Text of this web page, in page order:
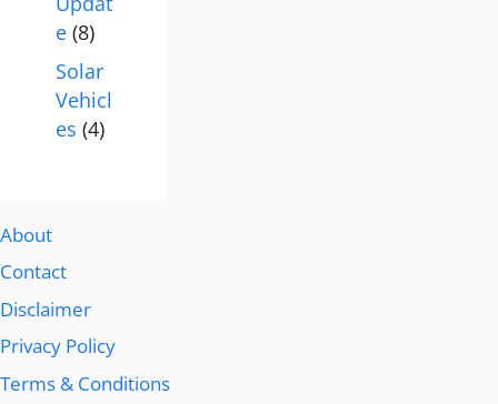
e (8)
Solar
Vehicl
es (4)
About
Contact
Disclaimer
Privacy Policy
Terms & Conditions